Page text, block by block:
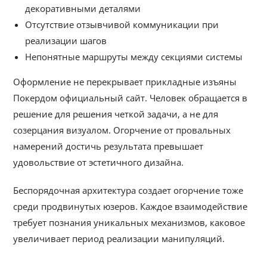
декоративными деталями
Отсутствие отзывчивой коммуникации при
реализации шагов
Непонятные маршруты между секциями системы
Оформление не перекрывает прикладные изъяны
Покердом официальный сайт. Человек обращается в
решение для решения четкой задачи, а не для
созерцания визуалом. Огорчение от провальных
намерений достичь результата превышает
удовольствие от эстетичного дизайна.
Беспорядочная архитектура создает огорчение тоже
среди продвинутых юзеров. Каждое взаимодействие
требует познания уникальных механизмов, каковое
увеличивает период реализации манипуляций.